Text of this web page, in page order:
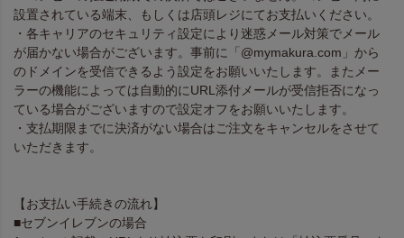
設置されている端末、もしくは店頭レジにてお支払いください。
・各キャリアのセキュリティ設定により迷惑メール対策でメール
が届かない場合がございます。事前に「@mymakura.com」から
のドメインを受信できるよう設定をお願いいたします。またメー
ラーの機能によっては自動的にURL添付メールが受信拒否になっ
ている場合がございますので設定オフをお願いいたします。
・支払期限までに決済がない場合はご注文をキャンセルをさせて
いただきます。
【お支払い手続きの流れ】
■セブンイレブンの場合